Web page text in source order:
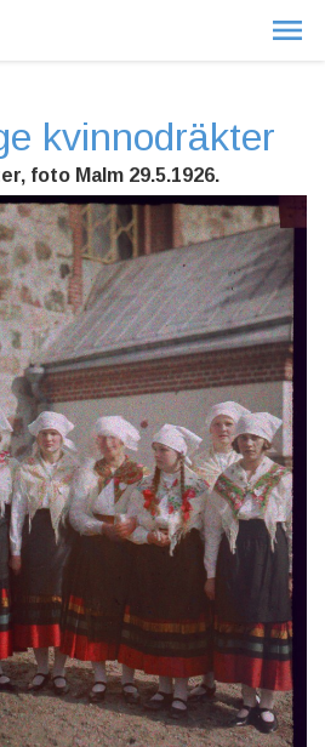
kvinnodräkter
foto Malm 29.5.1926.